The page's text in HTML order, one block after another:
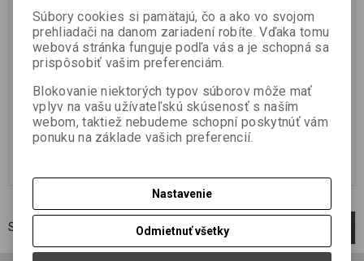
Počet v balení:1 ks
Vysoce atraktivní sladký booster,
který je určený pro zatraktivnění
boilie z řady Speciál Amur. Může
method mixy. Při chytání na bahně
doporučujeme...
5,99 EUR
4,87 EUR (Vaša cena bez DPH:)
Vysoce atraktivní sladký booster,
který je určený pro zatraktivnění
boilie z řady Speciál Amur. Může
method mixy. Při chytání na bahně
doporučujeme...
5,99 EUR
4,87 EUR (Vaša cena bez DPH:)
Strana záznamov
Súbory cookies si pamätajú, čo a ako vo svojom
prehliadači na danom zariadení robíte. Vďaka tomu
webová stránka funguje podľa vás a je schopná sa
prispôsobiť vašim preferenciám.
Blokovanie niektorých typov súborov môže mať
vplyv na vašu užívateľskú skúsenosť s naším
webom, taktiež nebudeme schopní poskytnúť vám
ponuku na základe vašich preferencií.
Nastavenie
Odmietnuť všetky